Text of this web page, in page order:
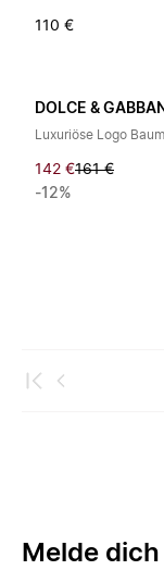
110 €
DOLCE &
142 €161 €
-12%
Melde